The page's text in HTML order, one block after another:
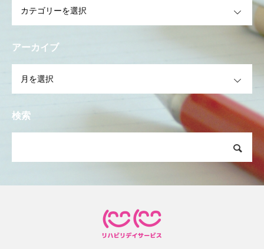
アーカイブ
検索